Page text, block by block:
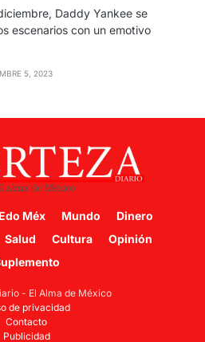
Daddy Yankee se
escenarios con un emotivo
5, 2023
Edo Méx Mundo
Dinero
Salud Cultura
Opinión
- El Alma de México
de privacidad
Contacto
Publicidad